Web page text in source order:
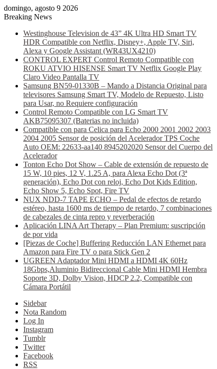
domingo, agosto 9 2026
Breaking News
Westinghouse Television de 43” 4K Ultra HD Smart TV
HDR Compatible con Netflix, Disney+, Apple TV, Siri,
Alexa y Google Assistant (WR43UX4210)
CONTROL EXPERT Control Remoto Compatible con
ROKU ATVIO HISENSE Smart TV Netflix Google Play
Claro Video Pantalla TV
Samsung BN59-01330B – Mando a Distancia Original para
televisores Samsung Smart TV, Modelo de Repuesto, Listo
para Usar, no Requiere configuración
Control Remoto Compatible con LG Smart TV
AKB75095307 (Baterias no incluida)
Compatible con para Celica para Echo 2000 2001 2002 2003
2004 2005 Sensor de posición del Acelerador TPS Coche
Auto OEM: 22633-aa140 8945202020 Sensor del Cuerpo del
Acelerador
Tonton Echo Dot Show – Cable de extensión de repuesto de
15 W, 10 pies, 12 V, 1.25 A, para Alexa Echo Dot (3ª
generación), Echo Dot con reloj, Echo Dot Kids Edition,
Echo Show 5, Echo Spot, Fire TV
NUX NDD-7 TAPE ECHO – Pedal de efectos de retardo
estéreo, hasta 1600 ms de tiempo de retardo, 7 combinaciones
de cabezales de cinta repro y reverberación
Aplicación LINA Art Therapy – Plan Premium: suscripción
de por vida
[Piezas de Coche] Buffering Reducción LAN Ethernet para
Amazon para Fire TV o para Stick Gen 2
UGREEN Adaptador Mini HDMI a HDMI 4K 60Hz
18Gbps,Aluminio Bidireccional Cable Mini HDMI Hembra
Soporte 3D, Dolby Vision, HDCP 2.2, Compatible con
Cámara Portátil
Sidebar
Nota Random
Log In
Instagram
Tumblr
Twitter
Facebook
RSS